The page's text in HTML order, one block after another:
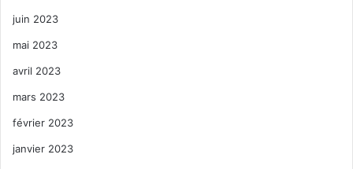
juin 2023
mai 2023
avril 2023
mars 2023
février 2023
janvier 2023